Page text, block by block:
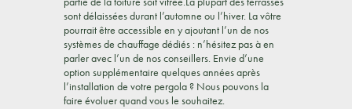
sont délaissées durant l’automne ou l’hiver. La vôtre
pourrait être accessible en y ajoutant l’un de nos
systèmes de chauffage dédiés : n’hésitez pas à en
parler avec l’un de nos conseillers. Envie d’une
option supplémentaire quelques années après
l’installation de votre pergola ? Nous pouvons la
faire évoluer quand vous le souhaitez.